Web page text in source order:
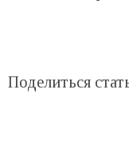
Поделиться